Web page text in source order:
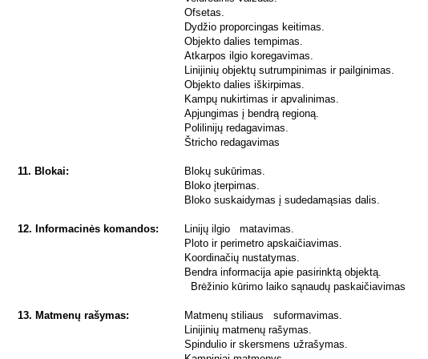
Ofsetas.
Dydžio proporcingas keitimas.
Objekto dalies tempimas.
Atkarpos ilgio koregavimas.
Linijinių objektų sutrumpinimas ir pailginimas.
Objekto dalies iškirpimas.
Kampų nukirtimas ir apvalinimas.
Apjungimas į bendrą regioną.
Polilinijų redagavimas.
Štricho redagavimas
11. Blokai:
Blokų sukūrimas.
Bloko įterpimas.
Bloko suskaidymas į sudedamąsias dalis.
12. Informacinės komandos:
Linijų ilgio matavimas.
Ploto ir perimetro apskaičiavimas.
Koordinačių nustatymas.
Bendra informacija apie pasirinktą objektą.
Brėžinio kūrimo laiko sąnaudų paskaičiavimas
13. Matmenų rašymas:
Matmenų stiliaus suformavimas.
Linijinių matmenų rašymas.
Spindulio ir skersmens užrašymas.